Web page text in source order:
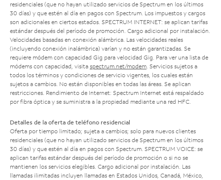
residenciales (que no hayan utilizado servicios de Spectrum en los últimos
30 días) y que estén al día en pagos con Spectrum. Los impuestos y cargos
son adicionales en ciertos estados. SPECTRUM INTERNET: se aplican tarifas
estándar después del período de promoción. Cargo adicional por instalación.
Velocidades basadas en conexión alámbrica. Las velocidades reales
(incluyendo conexión inalámbrica) varían y no están garantizadas. Se
requiere módem con capacidad Gig para velocidad Gig. Para ver una lista de
módems con capacidad, visita spectrum.net/modem. Servicios sujetos a
todos los términos y condiciones de servicio vigentes, los cuales están
sujetos a cambios. No están disponibles en todas las áreas. Se aplican
restricciones. Rendimiento de Internet: Spectrum Internet está respaldado
por fibra óptica y se suministra a la propiedad mediante una red HFC.
Detalles de la oferta de teléfono residencial
Oferta por tiempo limitado; sujeta a cambios; solo para nuevos clientes
residenciales (que no hayan utilizado servicios de Spectrum en los últimos
30 días) y que estén al día en pagos con Spectrum. SPECTRUM VOICE: se
aplican tarifas estándar después del período de promoción o si no se
mantienen los servicios elegibles. Cargo adicional por instalación. Las
llamadas ilimitadas incluyen llamadas en Estados Unidos, Canadá, México,